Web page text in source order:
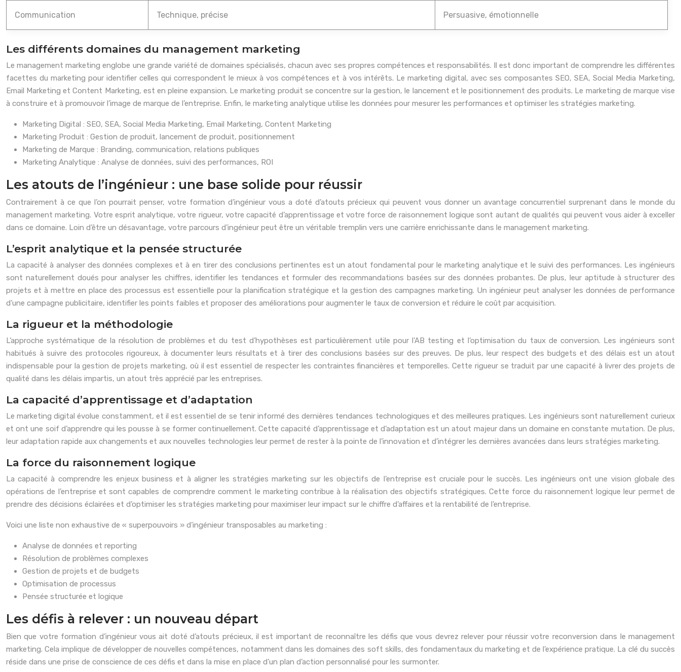
Communication Technique, précise Persuasive, émotionnelle
Les différents domaines du management marketing
Le management marketing englobe une grande variété de domaines spécialisés, chacun avec ses propres compétences et responsabilités. Il est donc important de comprendre les différentes
facettes du marketing pour identifier celles qui correspondent le mieux à vos compétences et à vos intérêts. Le marketing digital, avec ses composantes SEO, SEA, Social Media Marketing,
Email Marketing et Content Marketing, est en pleine expansion. Le marketing produit se concentre sur la gestion, le lancement et le positionnement des produits. Le marketing de marque vise
à construire et à promouvoir l’image de marque de l’entreprise. Enfin, le marketing analytique utilise les données pour mesurer les performances et optimiser les stratégies marketing.
Marketing Digital : SEO, SEA, Social Media Marketing, Email Marketing, Content Marketing
Marketing Produit : Gestion de produit, lancement de produit, positionnement
Marketing de Marque : Branding, communication, relations publiques
Marketing Analytique : Analyse de données, suivi des performances, ROI
Les atouts de l’ingénieur : une base solide pour réussir
Contrairement à ce que l’on pourrait penser, votre formation d’ingénieur vous a doté d’atouts précieux qui peuvent vous donner un avantage concurrentiel surprenant dans le monde du
management marketing. Votre esprit analytique, votre rigueur, votre capacité d’apprentissage et votre force de raisonnement logique sont autant de qualités qui peuvent vous aider à exceller
dans ce domaine. Loin d’être un désavantage, votre parcours d’ingénieur peut être un véritable tremplin vers une carrière enrichissante dans le management marketing.
L’esprit analytique et la pensée structurée
La capacité à analyser des données complexes et à en tirer des conclusions pertinentes est un atout fondamental pour le marketing analytique et le suivi des performances. Les ingénieurs
sont naturellement doués pour analyser les chiffres, identifier les tendances et formuler des recommandations basées sur des données probantes. De plus, leur aptitude à structurer des
projets et à mettre en place des processus est essentielle pour la planification stratégique et la gestion des campagnes marketing. Un ingénieur peut analyser les données de performance
d’une campagne publicitaire, identifier les points faibles et proposer des améliorations pour augmenter le taux de conversion et réduire le coût par acquisition.
La rigueur et la méthodologie
L’approche systématique de la résolution de problèmes et du test d’hypothèses est particulièrement utile pour l’AB testing et l’optimisation du taux de conversion. Les ingénieurs sont
habitués à suivre des protocoles rigoureux, à documenter leurs résultats et à tirer des conclusions basées sur des preuves. De plus, leur respect des budgets et des délais est un atout
indispensable pour la gestion de projets marketing, où il est essentiel de respecter les contraintes financières et temporelles. Cette rigueur se traduit par une capacité à livrer des projets de
qualité dans les délais impartis, un atout très apprécié par les entreprises.
La capacité d’apprentissage et d’adaptation
Le marketing digital évolue constamment, et il est essentiel de se tenir informé des dernières tendances technologiques et des meilleures pratiques. Les ingénieurs sont naturellement curieux
et ont une soif d’apprendre qui les pousse à se former continuellement. Cette capacité d’apprentissage et d’adaptation est un atout majeur dans un domaine en constante mutation. De plus,
leur adaptation rapide aux changements et aux nouvelles technologies leur permet de rester à la pointe de l’innovation et d’intégrer les dernières avancées dans leurs stratégies marketing.
La force du raisonnement logique
La capacité à comprendre les enjeux business et à aligner les stratégies marketing sur les objectifs de l’entreprise est cruciale pour le succès. Les ingénieurs ont une vision globale des
opérations de l’entreprise et sont capables de comprendre comment le marketing contribue à la réalisation des objectifs stratégiques. Cette force du raisonnement logique leur permet de
prendre des décisions éclairées et d’optimiser les stratégies marketing pour maximiser leur impact sur le chiffre d’affaires et la rentabilité de l’entreprise.
Voici une liste non exhaustive de « superpouvoirs » d’ingénieur transposables au marketing :
Analyse de données et reporting
Résolution de problèmes complexes
Gestion de projets et de budgets
Optimisation de processus
Pensée structurée et logique
Les défis à relever : un nouveau départ
Bien que votre formation d’ingénieur vous ait doté d’atouts précieux, il est important de reconnaître les défis que vous devrez relever pour réussir votre reconversion dans le management
marketing. Cela implique de développer de nouvelles compétences, notamment dans les domaines des soft skills, des fondamentaux du marketing et de l’expérience pratique. La clé du succès
réside dans une prise de conscience de ces défis et dans la mise en place d’un plan d’action personnalisé pour les surmonter.